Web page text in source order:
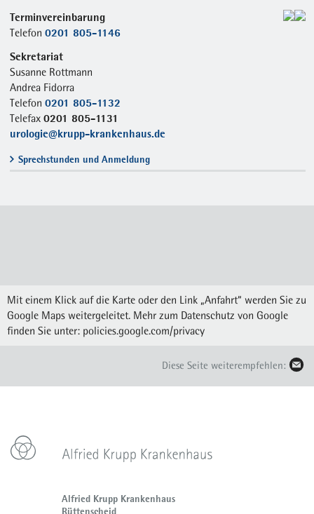
Terminvereinbarung
Telefon0201 805-1146
Sekretariat
Susanne Rottmann
Andrea Fidorra
Telefon0201 805-1132
Telefax0201 805-1131
urologie@krupp-krankenhaus.de
Sprechstunden und Anmeldung
Mit einem Klick auf die Karte oder den Link „Anfahrt“ werden Sie zu
Google Maps weitergeleitet. Mehr zum Datenschutz von Google
finden Sie unter: policies.google.com/privacy
Diese Seite weiterempfehlen:
Alfried Krupp Krankenhaus
Rüttenscheid